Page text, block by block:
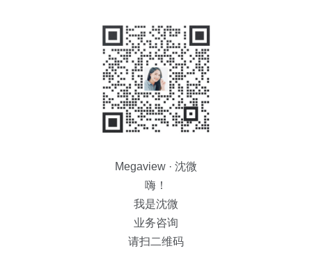
Megaview · 沈微
嗨！
我是沈微
业务咨询
请扫二维码